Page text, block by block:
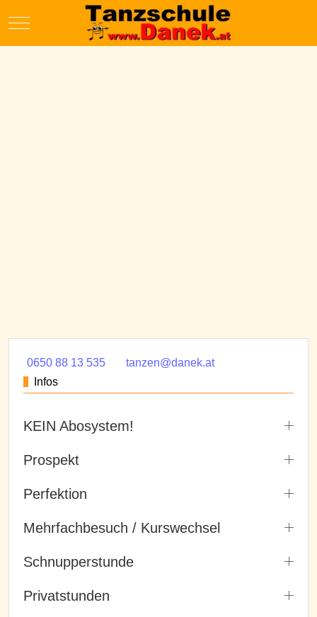
Mobile Menu Toggle
0650 88 13 535
tanzen@danek.at
Infos
KEIN Abosystem!
Prospekt
Perfektion
Mehrfachbesuch / Kurswechsel
Schnupperstunde
Privatstunden